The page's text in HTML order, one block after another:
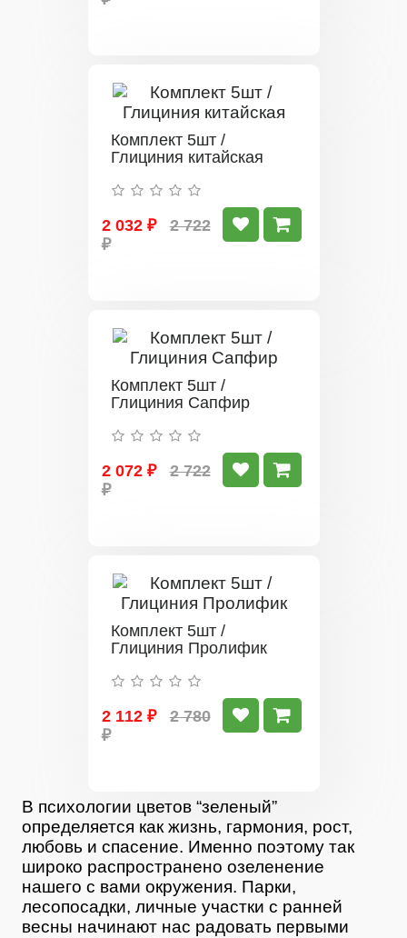
Комплект 5шт /
Глициния китайская
2 032 ₽
2 722
₽
Комплект 5шт /
Глициния Сапфир
2 072 ₽
2 722
₽
Комплект 5шт /
Глициния Пролифик
2 112 ₽
2 780
₽
В психологии цветов “зеленый”
определяется как жизнь, гармония, рост,
любовь и спасение. Именно поэтому так
широко распространено озеленение
нашего с вами окружения. Парки,
лесопосадки, личные участки с ранней
весны начинают нас радовать первыми